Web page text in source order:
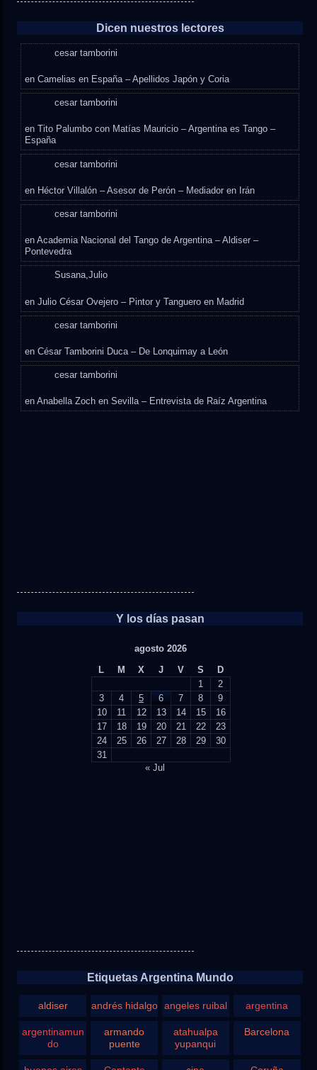
Dicen nuestros lectores
cesar tamborini
enCamelias en España – Apellidos Japón y Coria
cesar tamborini
enTito Palumbo con Matías Mauricio – Argentina es Tango –
España
cesar tamborini
en Héctor Villalón – Asesor de Perón – Mediador en Irán
cesar tamborini
enAcademia Nacional del Tango de Argentina – Aldiser –
Pontevedra
Susana,Julio
enJulio César Ovejero – Pintor y Tanguero en Madrid
cesar tamborini
enCésar Tamborini Duca – De Lonquimay a León
cesar tamborini
enAnabella Zoch en Sevilla – Entrevista de Raíz Argentina
Y los días pasan
agosto 2026
L
M X J V S
D
1
2
3
4 5 6 7 8
9
10
11 12 13 14 15
16
17
18 19 20 21 22
23
24
25 26 27 28 29
30
31
« Jul
Etiquetas Argentina Mundo
aldiser andrés hidalgo angeles ruibal argentina
argentinamun
do
armando
puente
atahualpa
yupanqui
Barcelona